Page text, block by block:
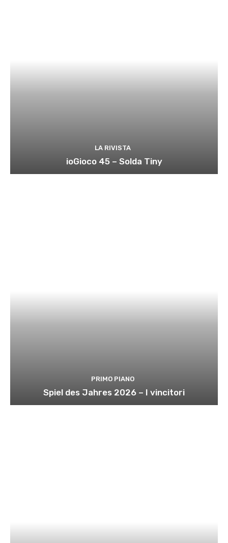
LA RIVISTA
ioGioco 45 – Solda Tiny
PRIMO PIANO
Spiel des Jahres 2026 – I vincitori